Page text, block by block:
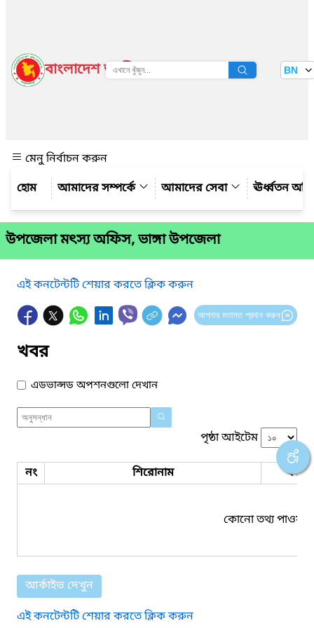
বাংলাদেশ জাতীয় তথ্য বাতায়ন BN
মেনু নির্বাচন করুন
আমাদের সম্পর্কে
আমাদের সেবা ঊর্ধ্বতন
উপজেলা মৎস্য অফিস, ভাঙ্গা উপজেলা
এই কনটেন্টটি শেয়ার করতে ক্লিক করুন
আপনার মতামত প্রদান করুন
খবর
এডভান্সড অপশনগুলো দেখান
পৃষ্ঠা আইটেম
নং শিরোনাম ফাইল
কোনো তথ্য পাওয়া
আর্কাইভ দেখুন
এই কনটেন্টটি শেয়ার করতে ক্লিক করুন